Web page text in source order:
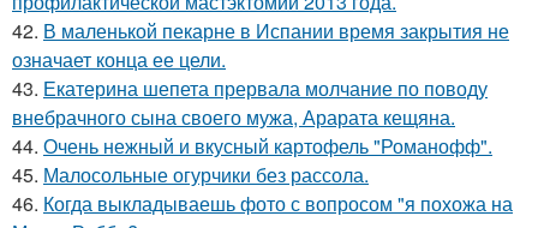
42. В маленькой пекарне в Испании время закрытия не
означает конца ее цели.
43. Екатерина шепета прервала молчание по поводу
внебрачного сына своего мужа, Арарата кещяна.
44. Очень нежный и вкусный картофель "Романофф".
45. Малосольные огурчики без рассола.
46. Когда выкладываешь фото с вопросом "я похожа на